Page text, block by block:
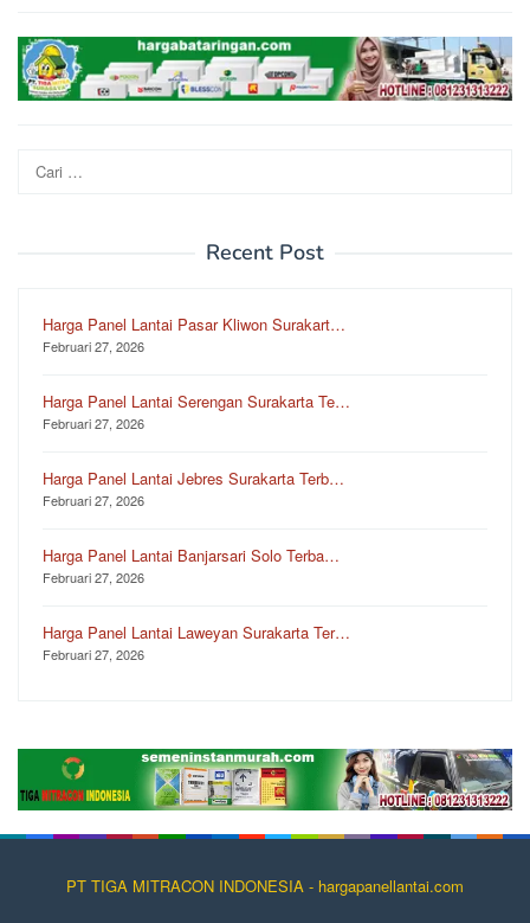
Cari
untuk:
Recent Post
Harga Panel Lantai Pasar Kliwon Surakart…
Februari 27, 2026
Harga Panel Lantai Serengan Surakarta Te…
Februari 27, 2026
Harga Panel Lantai Jebres Surakarta Terb…
Februari 27, 2026
Harga Panel Lantai Banjarsari Solo Terba…
Februari 27, 2026
Harga Panel Lantai Laweyan Surakarta Ter…
Februari 27, 2026
PT TIGA MITRACON INDONESIA - hargapanellantai.com